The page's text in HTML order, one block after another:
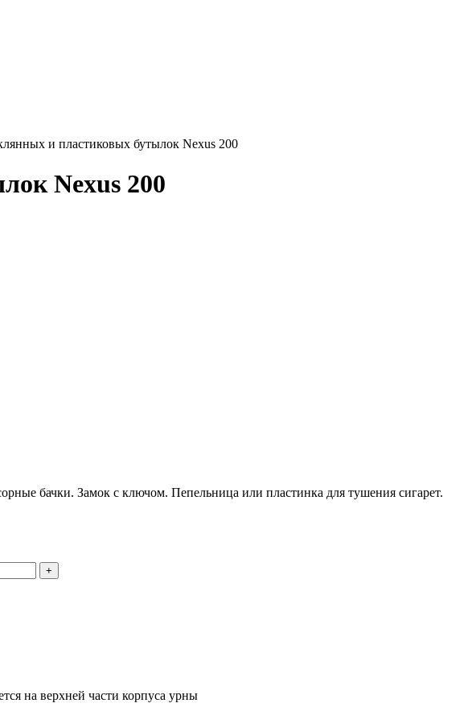
и пластиковых бутылок Nexus 200
Nexus 200
бачки. Замок с ключом. Пепельница или пластинка для тушения сигарет.
на верхней части корпуса урны